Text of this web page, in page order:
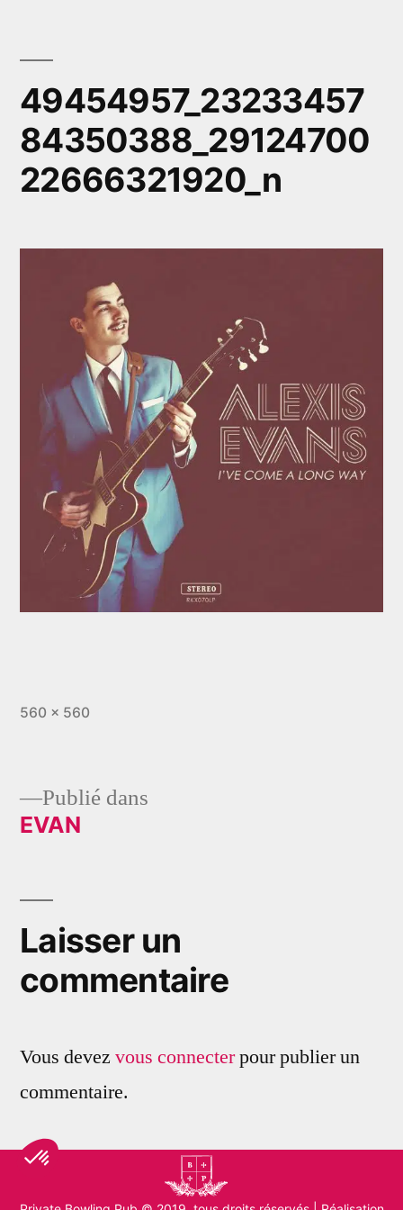
contenu
49454957_23233457
84350388_29124700
22666321920_n
Taille
560 × 560
Navigation
l’article
Publié dans
EVAN
Laisser un
commentaire
Vous devez vous connecterpour publier un
commentaire.